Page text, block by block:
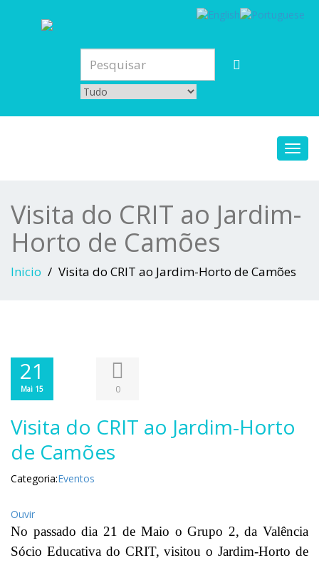
Visita do CRIT ao Jardim-
Horto de Camões
Inicio Visita do CRIT ao Jardim-Horto de Camões
21
Mai 15 0
Visita do CRIT ao Jardim-Horto
de Camões
Categoria:Eventos
Ouvir
No passado dia 21 de Maio o Grupo 2, da Valência
Sócio Educativa do CRIT, visitou o Jardim-Horto de